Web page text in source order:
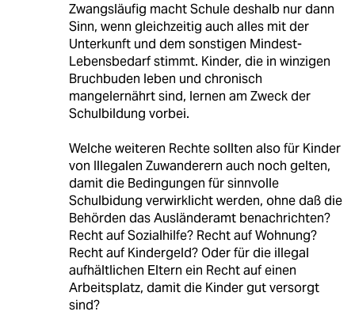
Zwangsläufig macht Schule deshalb nur dann
Sinn, wenn gleichzeitig auch alles mit der
Unterkunft und dem sonstigen Mindest-
Lebensbedarf stimmt. Kinder, die in winzigen
Bruchbuden leben und chronisch
mangelernährt sind, lernen am Zweck der
Schulbildung vorbei.
Welche weiteren Rechte sollten also für Kinder
von Illegalen Zuwanderern auch noch gelten,
damit die Bedingungen für sinnvolle
Schulbidung verwirklicht werden, ohne daß die
Behörden das Ausländeramt benachrichten?
Recht auf Sozialhilfe? Recht auf Wohnung?
Recht auf Kindergeld? Oder für die illegal
aufhältlichen Eltern ein Recht auf einen
Arbeitsplatz, damit die Kinder gut versorgt
sind?